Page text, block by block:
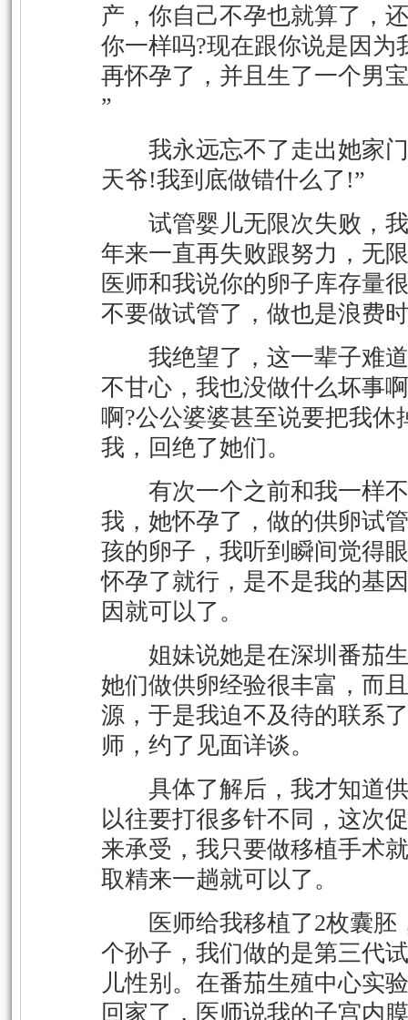
产，你自己不孕也就算了，
你一样吗?现在跟你说是因为
再怀孕了，并且生了一个男
”
我永远忘不了走出她家门
天爷!我到底做错什么了!”
试管婴儿无限次失败，我
年来一直再失败跟努力，无
医师和我说你的卵子库存量
不要做试管了，做也是浪费
我绝望了，这一辈子难道
不甘心，我也没做什么坏事
啊?公公婆婆甚至说要把我休
我，回绝了她们。
有次一个之前和我一样不
我，她怀孕了，做的供卵试
孩的卵子，我听到瞬间觉得
怀孕了就行，是不是我的基
因就可以了。
姐妹说她是在深圳番茄生
她们做供卵经验很丰富，而
源，于是我迫不及待的联系
师，约了见面详谈。
具体了解后，我才知道供
以往要打很多针不同，这次
来承受，我只要做移植手术
取精来一趟就可以了。
医师给我移植了2枚囊胚
个孙子，我们做的是第三代
儿性别。在番茄生殖中心实
回家了，医师说我的子宫内